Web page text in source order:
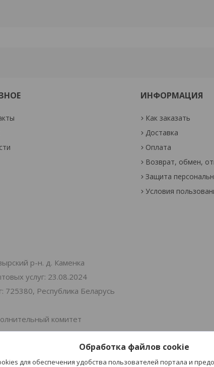
ИНФОРМАЦИЯ
Как заказать
Доставка
Оплата
Возврат, обмен,
Защита
Условия
р-н. д. Каменка
услуг: 23.08.2024
Республика Беларусь
комитет
2-я Витебская 30
Обработка файлов cookie
для обеспечения удобства пользователей портала и